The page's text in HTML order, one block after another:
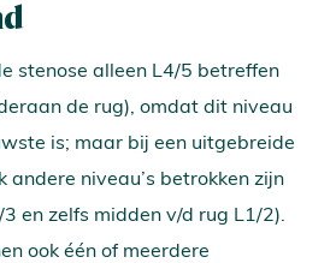
stenose alleen L4/5 betreffen
de rug), omdat dit niveau
is; maar bij een uitgebreide
andere niveau’s betrokken zijn
en zelfs midden v/d rug L1/2).
ook één of meerdere